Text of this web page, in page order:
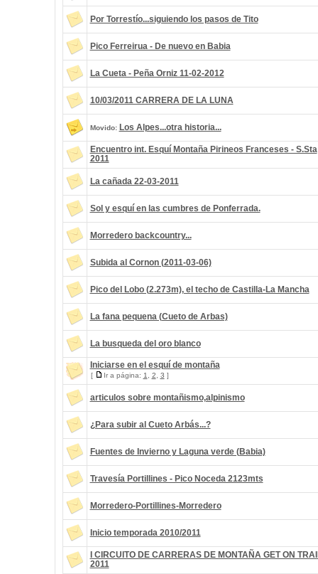
Por Torrestío...siguiendo los pasos de Tito
Pico Ferreirua - De nuevo en Babia
La Cueta - Peña Orniz 11-02-2012
10/03/2011 CARRERA DE LA LUNA
Movido: Los Alpes...otra historia...
Encuentro int. Esquí Montaña Pirineos Franceses - S.Sta
2011
La cañada 22-03-2011
Sol y esquí en las cumbres de Ponferrada.
Morredero backcountry...
Subida al Cornon (2011-03-06)
Pico del Lobo (2.273m), el techo de Castilla-La Mancha
La fana pequena (Cueto de Arbas)
La busqueda del oro blanco
Iniciarse en el esquí de montaña
[ Ir a página: 1 2 3 ]
articulos sobre montañismo,alpinismo
¿Para subir al Cueto Arbás...?
Fuentes de Invierno y Laguna verde (Babia)
Travesía Portillines - Pico Noceda 2123mts
Morredero-Portillines-Morredero
Inicio temporada 2010/2011
I CIRCUITO DE CARRERAS DE MONTAÑA GET ON
2011